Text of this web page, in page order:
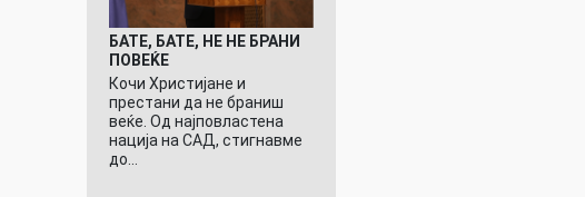
БАТЕ, БАТЕ, НЕ НЕ БРАНИ
ПОВЕЌЕ
Кочи Христијане и
престани да не браниш
веќе. Од најповластена
нација на САД, стигнавме
до…